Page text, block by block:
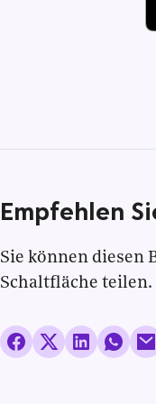
Empfehlen
Sie können diesen
Schaltfläche teilen.